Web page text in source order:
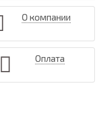
О компании
Оплата